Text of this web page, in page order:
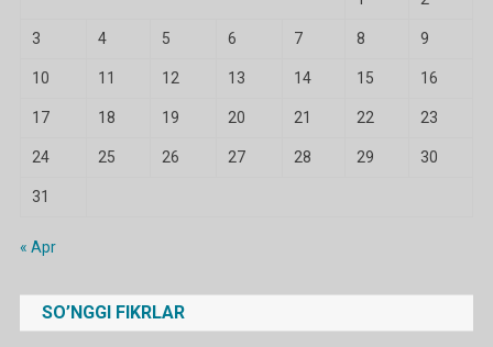
3 4 5 6 7 8 9
10 11 12 13 14 15 16
17 18 19 20 21 22 23
24 25 26 27 28 29 30
31
« Apr
SO’NGGI FIKRLAR